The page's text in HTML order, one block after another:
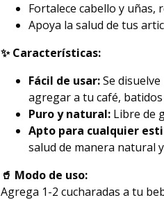
Fortalece cabello y uñas,
Apoya la salud de tus
✨ Características:
Fácil de usar:Se
agregar a tu café,
Puro y natural: Libre de
Apto para cualquier
salud de manera natural
🥤 Modo de uso:
Agrega 1-2 cucharadas a tu